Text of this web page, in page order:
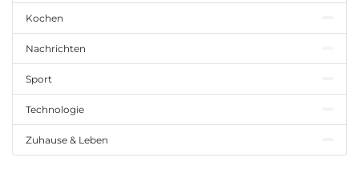
Kochen
Nachrichten
Sport
Technologie
Zuhause & Leben